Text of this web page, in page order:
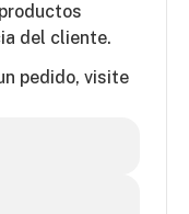
del cliente.
pedido, visite